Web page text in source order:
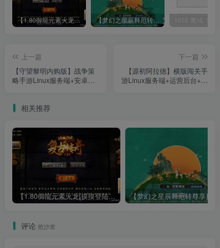
【1.80御龍元素火龙[摸摸登陆器]】战神引擎WIN服务端+GM工具+充值后台+双端+架设教程 【梦幻之星辰释厄转尊享挂机版】MT3换皮梦幻西游Linux服务端+GM后台+双端+源码+架设教程
上一篇
【守望黎明内购版】战争策
略手游Linux服务端+安卓客
下一篇
【源初阿拉德】横版闯关手
游Linux服务端+运营后台+双
相关推荐
【1.80御龍元素火龙[摸摸登陆器]】战神引擎WIN服务端+GM工具+充值后台+双端+架设教程
评论 抢沙发